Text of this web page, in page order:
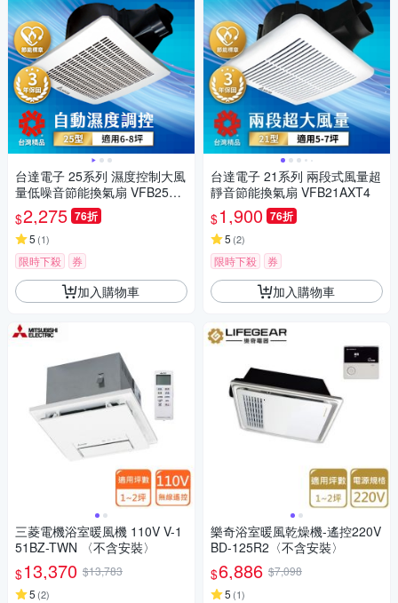
台達電子 25系列 濕度控制大風
量低噪音節能換氣扇 VFB25AE
HT
$2,275 76折
5 (1)
限時下殺 券
加入購物車
三菱電機浴室暖風機 110V V-1
51BZ-TWN 〈不含安裝〉
$13,370 $13,783
5 (2)
台達電子 21系列 兩段式風量超
靜音節能換氣扇 VFB21AXT4
$1,900 76折
5 (2)
限時下殺 券
加入購物車
樂奇浴室暖風乾燥機-遙控220V
BD-125R2〈不含安裝〉
$6,886 $7,098
5 (1)